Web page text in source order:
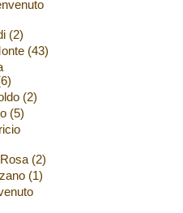
(2)
(43)
(2)
(5)
(2)
(1)